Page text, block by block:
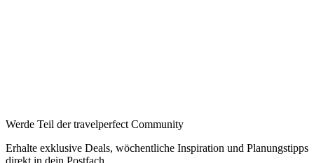
Werde Teil der travelperfect Community
Erhalte exklusive Deals, wöchentliche Inspiration und Planungstipps
direkt in dein Postfach.